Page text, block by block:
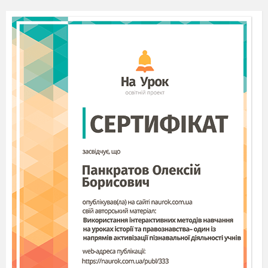
ягідка на кущ і покотилася.
Червоний кущ калини іскрився на сонці. А
ягідка висохла.
Дитячий твір 3.
Що мені нашепотіла калина?
Я бігала по бабусиному подвір'ї і побачила
кущ калини під вікном. А на кущі кетяги
червоні. Я підійшла ближче, тонкі гілочки
схилилися і пригорнулися до мене.
Зелені листочки зашелестіли, і калина
розповіла, що колись, у сиву давнину,
поранений козак ішов полем. Він дуже любив
Україну і дуже хотів жити. З молодого козака
текла кров. Там, де вона торкнулася землі,
виріс кущ з білим цвітом і яскраво-червоними
ягодами. А ще калина шепотіла: „Нарви собі
ягід, дитино і пий чай, коли захворієш. Подяку